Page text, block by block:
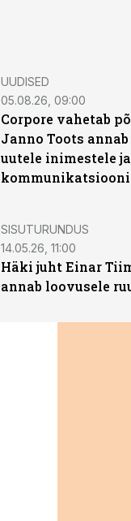
UUDISED
05.08.26, 09:00
Corpore vahetab
Janno Toots
uutele inimestele
ST
SISUTURUNDUS
14.05.26, 11:00
Häki juht Einar
annab loovusele